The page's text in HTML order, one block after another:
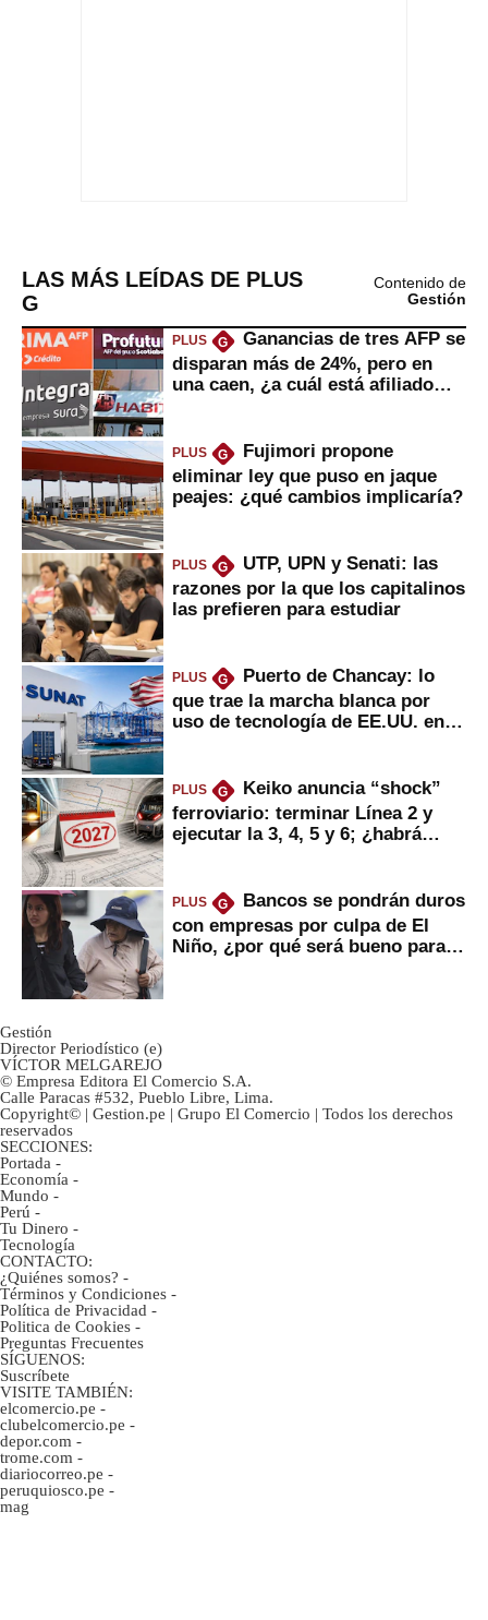
LAS MÁS LEÍDAS DE PLUS
G
Contenido de
Gestión
PLUS G
Ganancias de tres AFP se
disparan más de 24%, pero en
una caen, ¿a cuál está afiliado
PLUS G
Fujimori propone
eliminar ley que puso en jaque
peajes: ¿qué cambios implicaría?
PLUS G
UTP, UPN y Senati: las
razones por la que los capitalinos
las prefieren para estudiar
PLUS G
Puerto de Chancay: lo
que trae la marcha blanca por
uso de tecnología de EE.UU. en
PLUS G
Keiko anuncia “shock”
ferroviario: terminar Línea 2 y
ejecutar la 3, 4, 5 y 6; ¿habrá
PLUS G
Bancos se pondrán duros
con empresas por culpa de El
Niño, ¿por qué será bueno para
Gestión
Director Periodístico (e)
VÍCTOR MELGAREJO
© Empresa Editora El Comercio S.A.
Calle Paracas #532, Pueblo Libre, Lima.
Copyright© | Gestion.pe | Grupo El Comercio | Todos los derechos
reservados
SECCIONES:
Portada -
Economía -
Mundo -
Perú -
Tu Dinero -
Tecnología
CONTACTO:
¿Quiénes somos? -
Términos y Condiciones -
Política de Privacidad -
Politica de Cookies -
Preguntas Frecuentes
SÍGUENOS:
Suscríbete
VISITE TAMBIÉN:
elcomercio.pe -
clubelcomercio.pe -
depor.com -
trome.com -
diariocorreo.pe -
peruquiosco.pe -
mag